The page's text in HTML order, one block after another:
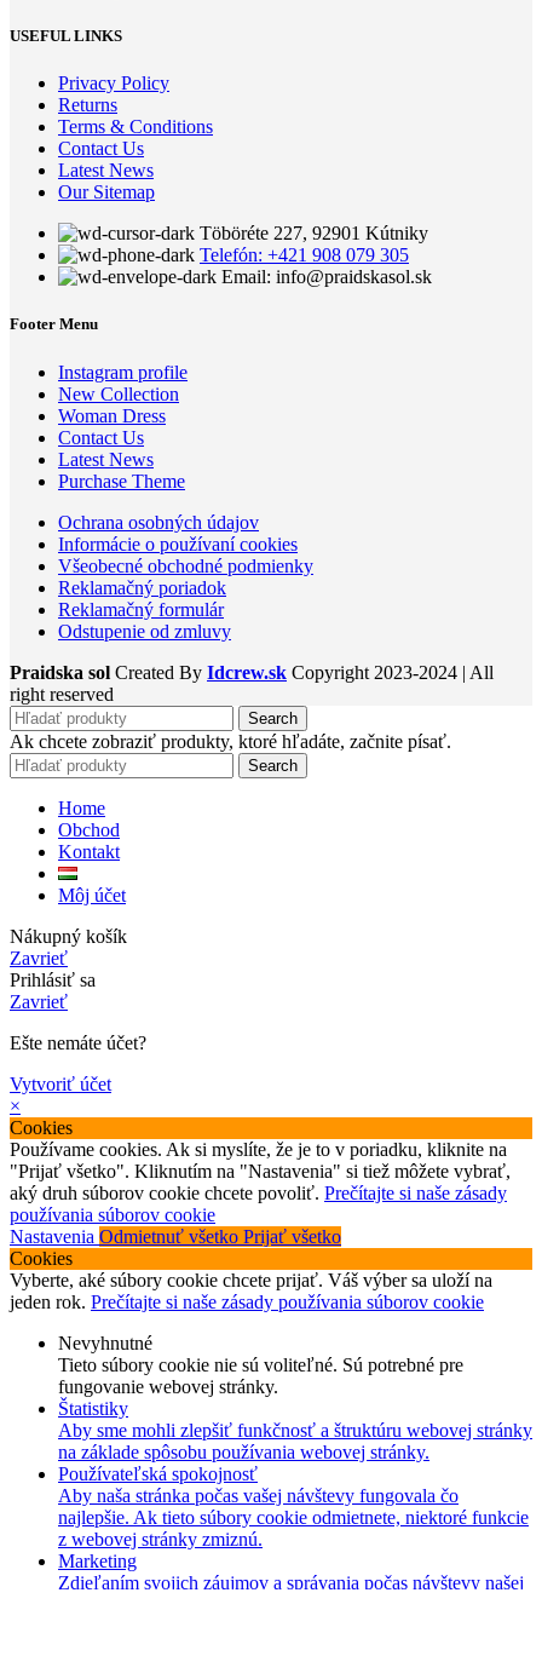
USEFUL LINKS
Privacy Policy
Returns
Terms & Conditions
Contact Us
Latest News
Our Sitemap
Töböréte 227, 92901 Kútniky
Telefón: +421 908 079 305
Email: info@praidskasol.sk
Footer Menu
Instagram profile
New Collection
Woman Dress
Contact Us
Latest News
Purchase Theme
Ochrana osobných údajov
Informácie o používaní cookies
Všeobecné obchodné podmienky
Reklamačný poriadok
Reklamačný formulár
Odstupenie od zmluvy
Praidska sol Created By Idcrew.sk Copyright 2023-2024 | All
right reserved
Search
Ak chcete zobraziť produkty, ktoré hľadáte, začnite písať.
Search
Home
Obchod
Kontakt
Môj účet
Nákupný košík
Zavrieť
Prihlásiť sa
Zavrieť
Ešte nemáte účet?
Vytvoriť účet
×
Cookies
Používame cookies. Ak si myslíte, že je to v poriadku, kliknite na
"Prijať všetko". Kliknutím na "Nastavenia" si tiež môžete vybrať,
aký druh súborov cookie chcete povoliť. Prečítajte si naše zásady
používania súborov cookie
Nastavenia Odmietnuť všetko Prijať všetko
Cookies
Vyberte, aké súbory cookie chcete prijať. Váš výber sa uloží na
jeden rok. Prečítajte si naše zásady používania súborov cookie
Nevyhnutné
Tieto súbory cookie nie sú voliteľné. Sú potrebné pre
fungovanie webovej stránky.
Štatistiky
Aby sme mohli zlepšiť funkčnosť a štruktúru webovej stránky
na základe spôsobu používania webovej stránky.
Používateľská spokojnosť
Aby naša stránka počas vašej návštevy fungovala čo
najlepšie. Ak tieto súbory cookie odmietnete, niektoré funkcie
z webovej stránky zmiznú.
Marketing
Zdieľaním svojich záujmov a správania počas návštevy našej